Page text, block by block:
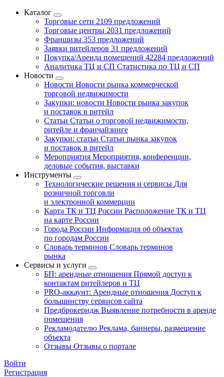
Каталог
Торговые сети 2109 предложений
Торговые центры 2031 предложений
Франшизы 353 предложений
Заявки ритейлеров 31 предложений
Покупка/Аренда помещений 42284 предложений
Аналитика ТЦ и СП Статистика по ТЦ и СП
Новости
Новости Новости рынка коммерческой
торговой недвижимости
Закупки: новости Новости рынка закупок
и поставок в ритейл
Статьи Статьи о торговой недвижимости,
ритейле и франчайзинге
Закупки: статьи Статьи рынка закупок
и поставок в ритейл
Мероприятия Мероприятия, конференции,
деловые события, выставки
Инструменты
Технологические решения и сервисы Для
розничной торговли
и электронной коммерции
Карта ТК и ТЦ России Расположение ТК и ТЦ
на карте России
Города России Информация об объектах
по городам России
Словарь терминов Словарь терминов
рынка
Сервисы и услуги
БП: арендные отношения Прямой доступ к
контактам ритейлеров и ТЦ
PRO-аккаунт: Арендные отношения Доступ к
большинству сервисов сайта
Предброкеридж Выявление потребности в аренде
помещения
Рекламодателю Реклама, баннеры, размещение
объекта
Отзывы Отзывы о портале
Войти
Регистрация